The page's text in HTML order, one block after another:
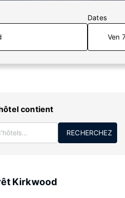
Dates
Ven
contient
RECHERCHEZ
Kirkwood